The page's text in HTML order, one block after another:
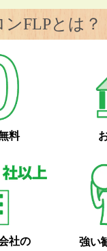
FLPとは？
料
社の
強い